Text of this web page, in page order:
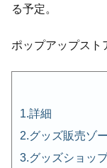
る予定。
ポップアップスト
詳細
グッズ販売ゾ
グッズショッ